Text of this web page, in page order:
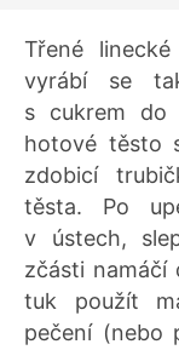
Třené
vyrábí se
s cukrem do
hotové těsto
zdobicí
těsta. Po
v ústech,
zčásti namáčí
tuk použít
pečení (nebo